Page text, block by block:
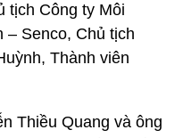
tịch Công ty Môi
Senco, Chủ tịch
Thành viên
Thiều Quang và ông